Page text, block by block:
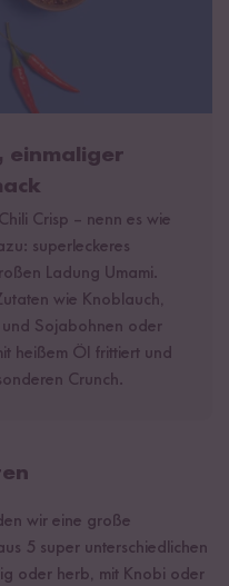
einmaliger
Crisp – nenn es wie
superleckeres
Ladung Umami.
wie Knoblauch,
Sojabohnen oder
heißem Öl frittiert und
Crunch.
wir eine große
5 super unterschiedlichen
oder herb, mit Knobi oder